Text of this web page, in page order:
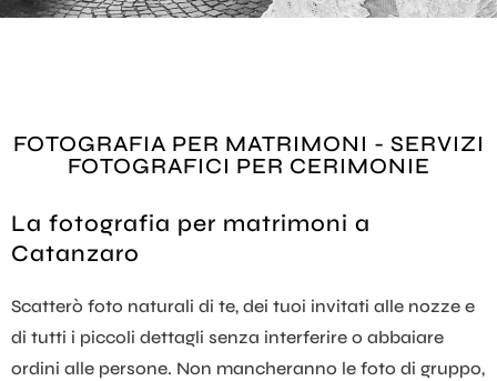
FOTOGRAFIA PER MATRIMONI - SERVIZI
FOTOGRAFICI PER CERIMONIE
La fotografia per matrimoni a
Catanzaro
Scatterò foto naturali di te, dei tuoi invitati alle nozze e
di tutti i piccoli dettagli senza interferire o abbaiare
ordini alle persone. Non mancheranno le foto di gruppo,